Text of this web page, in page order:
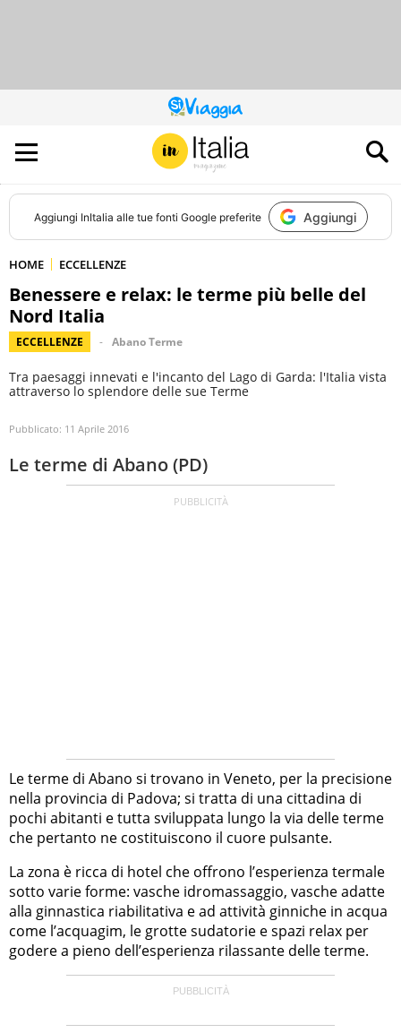
QUESTO
SITO
CONTRIBUISCE
ALL’AUDIENCE
DI
Aggiungi InItalia alle tue fonti Google preferite Aggiungi
HOME ECCELLENZE
Benessere e relax: le terme più belle del
Nord Italia
ECCELLENZE Abano Terme
Tra paesaggi innevati e l'incanto del Lago di Garda: l'Italia vista
attraverso lo splendore delle sue Terme
Pubblicato: 11 Aprile 2016
Le terme di Abano (PD)
Le terme di Abano si trovano in Veneto, per la precisione
nella provincia di Padova; si tratta di una cittadina di
pochi abitanti e tutta sviluppata lungo la via delle terme
che pertanto ne costituiscono il cuore pulsante.
La zona è ricca di hotel che offrono l’esperienza termale
sotto varie forme: vasche idromassaggio, vasche adatte
alla ginnastica riabilitativa e ad attività ginniche in acqua
come l’acquagim, le grotte sudatorie e spazi relax per
godere a pieno dell’esperienza rilassante delle terme.